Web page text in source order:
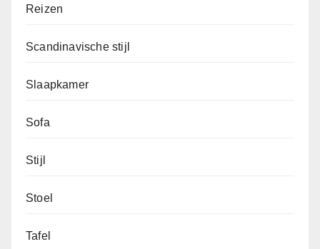
Reizen
Scandinavische stijl
Slaapkamer
Sofa
Stijl
Stoel
Tafel